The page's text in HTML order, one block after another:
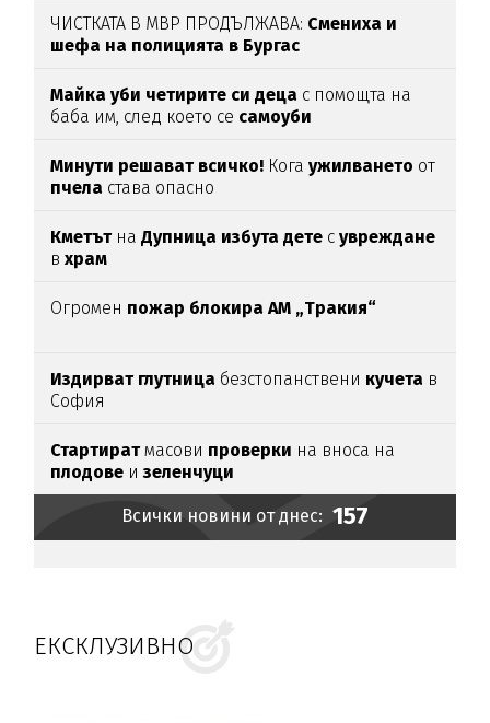
ЧИСТКАТА В МВР ПРОДЪЛЖАВА: Смениха и
шефа на полицията в Бургас
Майка уби четирите си деца с помощта на
баба им, след което се самоуби
Минути решават всичко! Когаужилването от
пчела става опасно
Кметът наДупница избута дете сувреждане
вхрам
Огромен пожар блокира АМ „Тракия“
Издирват глутница безстопанствени кучета в
София
Стартиратмасови проверки на вноса на
плодове и зеленчуци
Всички новини от днес: 157
ЕКСКЛУЗИВНО